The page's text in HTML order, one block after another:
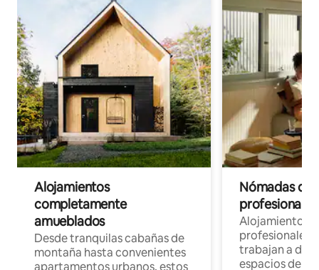
Alojamientos
completamente
amueblados
Desde tranquilas cabañas de
montaña hasta convenientes
apartamentos urbanos, estos
Nómadas
Alojamientos
profesionales
trabajan a
espacios de